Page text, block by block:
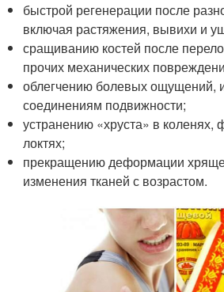
быстрой регенерации после
включая растяжения, вывихи и
сращиванию костей после
прочих механических
облегчению болевых ощущений,
соединениям подвижности;
устранению «хруста» в коленях,
локтях;
прекращению деформации
изменения тканей с возрастом.